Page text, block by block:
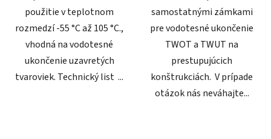
použitie v teplotnom
rozmedzí -55 °C až 105 °C.,
vhodná na vodotesné
ukončenie uzavretých
tvaroviek. Technický list ...
samostatnými zámkami
pre vodotesné ukončenie
TWOT a TWUT na
prestupujúcich
konštrukciách. V prípade
otázok nás neváhajte...